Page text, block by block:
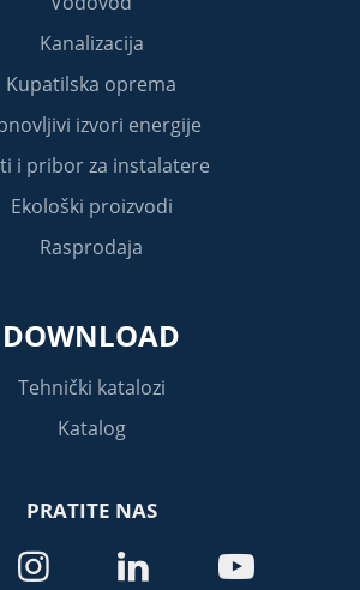
Kanalizacija
Kupatilska oprema
izvori energije
i pribor za instalatere
Ekološki proizvodi
Rasprodaja
DOWNLOAD
Tehnički katalozi
Katalog
PRATITE NAS
  